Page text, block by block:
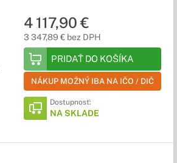
4 117,90 €
3 347,89 € bez DPH
PRIDAŤ DO KOŠÍKA
NÁKUP MOŽNÝ IBA NA IČO / DIČ
Dostupnosť:
NA SKLADE